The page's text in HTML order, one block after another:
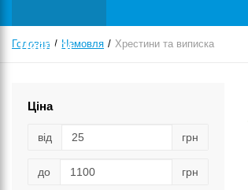
Послуги
Головна Немовля Хрестини та виписка
Ціна
від грн
до грн